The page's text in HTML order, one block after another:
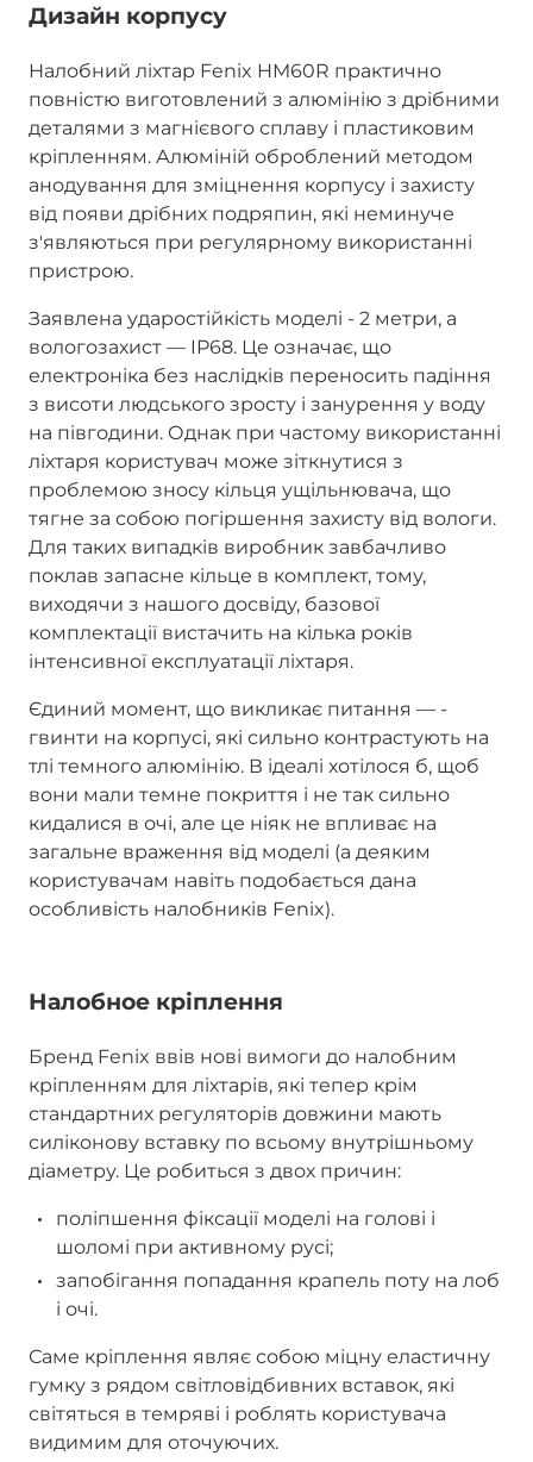
Дизайн корпусу
Налобний ліхтар Fenix HM60R практично
повністю виготовлений з алюмінію з дрібними
деталями з магнієвого сплаву і пластиковим
кріпленням. Алюміній оброблений методом
анодування для зміцнення корпусу і захисту
від появи дрібних подряпин, які неминуче
з'являються при регулярному використанні
пристрою.
Заявлена ударостійкість моделі - 2 метри, а
вологозахист — IP68. Це означає, що
електроніка без наслідків переносить падіння
з висоти людського зросту і занурення у воду
на півгодини. Однак при частому використанні
ліхтаря користувач може зіткнутися з
проблемою зносу кільця ущільнювача, що
тягне за собою погіршення захисту від вологи.
Для таких випадків виробник завбачливо
поклав запасне кільце в комплект, тому,
виходячи з нашого досвіду, базової
комплектації вистачить на кілька років
інтенсивної експлуатації ліхтаря.
Єдиний момент, що викликає питання — -
гвинти на корпусі, які сильно контрастують на
тлі темного алюмінію. В ідеалі хотілося б, щоб
вони мали темне покриття і не так сильно
кидалися в очі, але це ніяк не впливає на
загальне враження від моделі (а деяким
користувачам навіть подобається дана
особливість налобників Fenix).
Налобное кріплення
Бренд Fenix ввів нові вимоги до налобним
кріпленням для ліхтарів, які тепер крім
стандартних регуляторів довжини мають
силіконову вставку по всьому внутрішньому
діаметру. Це робиться з двох причин:
поліпшення фіксації моделі на голові і
шоломі при активному русі;
запобігання попадання крапель поту на лоб
і очі.
Саме кріплення являє собою міцну еластичну
гумку з рядом світловідбивних вставок, які
світяться в темряві і роблять користувача
видимим для оточуючих.